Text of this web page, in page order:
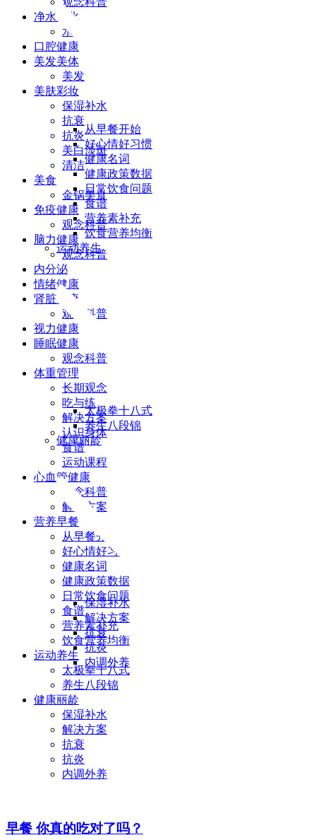
净水净化
水
口腔健康
美发美体
美发
美肤彩妆
保湿补水
抗衰
抗炎
美白淡斑
清洁
美食
金锅美食
免疫健康
观念科普
脑力健康
观念科普
内分泌
情绪健康
肾脏健康
观念科普
视力健康
睡眠健康
观念科普
体重管理
长期观念
吃与练
解决方案
认识身体
食谱
运动课程
心血管健康
观念科普
解决方案
营养早餐
从早餐开始
好心情好习惯
健康名词
健康政策数据
日常饮食问题
食谱
营养素补充
饮食营养均衡
运动养生
太极拳十八式
养生八段锦
健康丽龄
保湿补水
解决方案
抗衰
抗炎
内调外养
早餐 你真的吃对了吗？
从早餐开始
好心情好习惯
健康名词
健康政策数据
日常饮食问题
食谱
营养素补充
饮食营养均衡
运动养生
太极拳十八式
养生八段锦
健康丽龄
保湿补水
解决方案
抗衰
抗炎
内调外养